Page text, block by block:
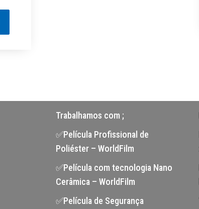
Trabalhamos com ;
✅Película Profissional de
Poliéster – WorldFilm
✅Película com tecnologia Nano
Cerâmica – WorldFilm
✅Película de Segurança